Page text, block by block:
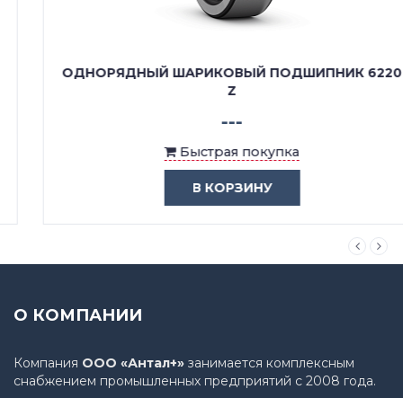
ОДНОРЯДНЫЙ ШАРИКОВЫЙ ПОДШИПНИК 6220
Быстрая покупка
В КОРЗИНУ
О КОМПАНИИ
Компания ООО «Антал+» занимается комплексным
снабжением промышленных предприятий с 2008 года.